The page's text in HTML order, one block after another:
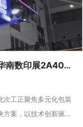
工正五大包装印刷方案惊艳亮相华南数印展2A40展位！
次工正聚焦多元化包装
案，以技术创新驱动